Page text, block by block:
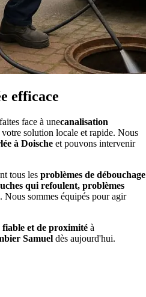
efficace
face à unecanalisation
votre solution locale et rapide. Nous
à Doische et pouvons intervenir
tous les problèmes de débouchage
qui refoulent, problèmes
. Nous sommes équipés pour agir
fiable et de proximité à
Samuel dès aujourd'hui.